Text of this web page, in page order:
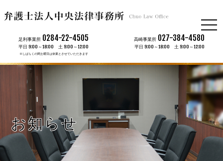
高崎事業所 027-384-4580
平日 9:00～18:00 土 9:00～12:00
足利事業所 0284-22-4505
平日 9:00～18:00 土 9:00～12:00
※しばらくの間土曜日は休業とさせていただきます
お知らせ